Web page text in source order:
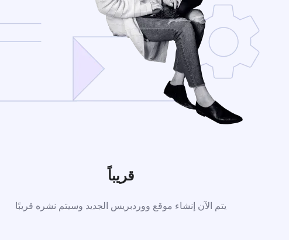
قريباً
يتم الآن إنشاء موقع ووردبريس الجديد وسيتم نشره قريبًا